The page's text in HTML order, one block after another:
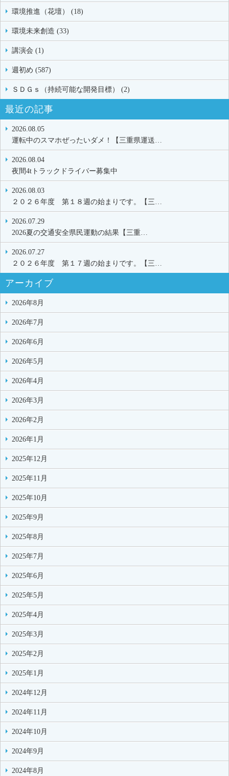
環境推進（花壇） (18)
環境未来創造 (33)
講演会 (1)
週初め (587)
ＳＤＧｓ（持続可能な開発目標） (2)
最近の記事
2026.08.05
運転中のスマホぜったいダメ！【三重県運送…
2026.08.04
夜間4tトラックドライバー募集中
2026.08.03
２０２６年度 第１８週の始まりです。【三…
2026.07.29
2026夏の交通安全県民運動の結果【三重…
2026.07.27
２０２６年度 第１７週の始まりです。【三…
アーカイブ
2026年8月
2026年7月
2026年6月
2026年5月
2026年4月
2026年3月
2026年2月
2026年1月
2025年12月
2025年11月
2025年10月
2025年9月
2025年8月
2025年7月
2025年6月
2025年5月
2025年4月
2025年3月
2025年2月
2025年1月
2024年12月
2024年11月
2024年10月
2024年9月
2024年8月